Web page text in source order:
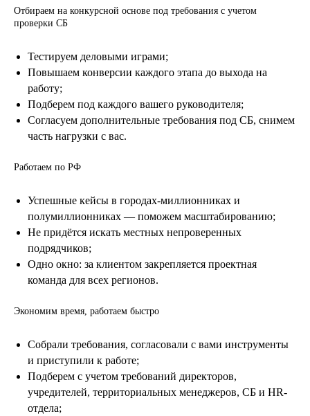
Отбираем на конкурсной основе под требования с учетом
проверки СБ
Тестируем деловыми играми;
Повышаем конверсии каждого этапа до выхода на
работу;
Подберем под каждого вашего руководителя;
Согласуем дополнительные требования под СБ, снимем
часть нагрузки с вас.
Работаем по РФ
Успешные кейсы в городах-миллионниках и
полумиллионниках — поможем масштабированию;
Не придётся искать местных непроверенных
подрядчиков;
Одно окно: за клиентом закрепляется проектная
команда для всех регионов.
Экономим время, работаем быстро
Собрали требования, согласовали с вами инструменты
и приступили к работе;
Подберем с учетом требований директоров,
учредителей, территориальных менеджеров, СБ и HR-
отдела;